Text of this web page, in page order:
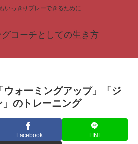
いっきりプレーできるために
グコーチとしての生き方
ウォーミングアップ」「ジ
」のトレーニング
Facebook LINE